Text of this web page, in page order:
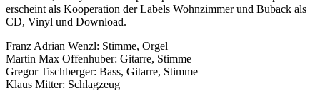
erscheint als Kooperation der Labels Wohnzimmer und Buback als
CD, Vinyl und Download.
Franz Adrian Wenzl: Stimme, Orgel
Martin Max Offenhuber: Gitarre, Stimme
Gregor Tischberger: Bass, Gitarre, Stimme
Klaus Mitter: Schlagzeug